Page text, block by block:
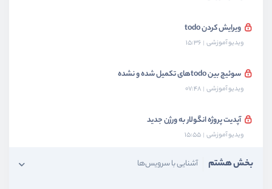
ویرایش کردن todo
ویدیو آموزشی 15:36
سوئیچ بین todoهای تکمیل شده و نشده
ویدیو آموزشی 07:48
آپدیت پروژه انگولار به ورژن جدید
ویدیو آموزشی 15:55
بخش هشتم آشنایی با سرویس‌ها